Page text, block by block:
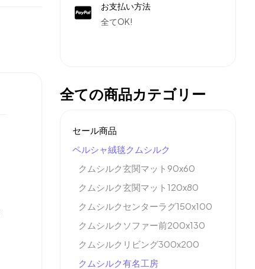
お支払い方法
全てOK!
全ての商品カテゴリー
セール商品
ペルシャ絨毯クムシルク
クムシルク玄関マット90x60
クムシルク玄関マット120x80
クムシルクセンターラグ150x100
クムシルクソファー前200x130
クムシルクリビング300x200
クムシルク有名工房